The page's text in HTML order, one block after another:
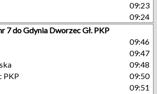
09:23
09:24
7 do Gdynia Dworzec Gł. PKP
09:46
09:47
09:48
PKP
09:50
09:51